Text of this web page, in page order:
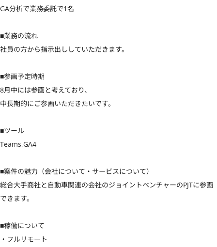
GA分析で業務委託で1名
■業務の流れ
社員の方から指示出ししていただきます。
■参画予定時期
8月中には参画と考えており、
中長期的にご参画いただきたいです。
■ツール
Teams,GA4
■案件の魅力（会社について・サービスについて）
総合大手商社と自動車関連の会社のジョイントベンチャーのPJTに参画
できます。
■稼働について
・フルリモート